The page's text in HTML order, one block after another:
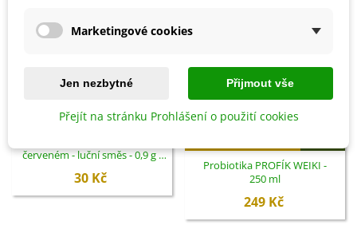
červeném - luční směs - 0,9 g -
30 Kč
Probiotika PROFÍK WEIKI -
250 ml
249 Kč
Marketingové cookies
Jen nezbytné Přijmout vše
Přejít na stránku Prohlášení o použití cookies